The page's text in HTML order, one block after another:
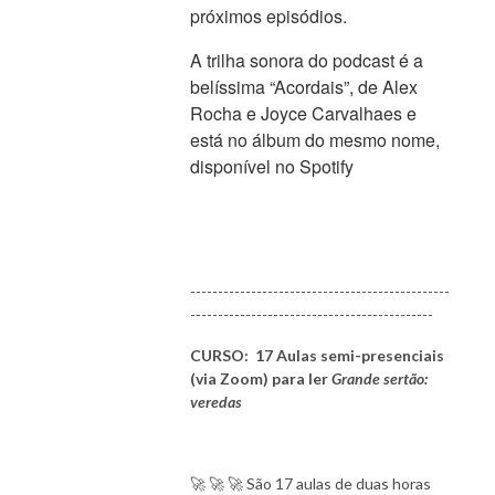
próximos episódios.
A trilha sonora do podcast é a
belíssima “Acordais”, de Alex
Rocha e Joyce Carvalhaes e
está no álbum do mesmo nome,
disponível no Spotify
-----------------------------------------------
--------------------------------------------
CURSO: 17 Aulas semi-presenciais
(via Zoom) para lerGrande sertão:
veredas
🚀 🚀 🚀 São 17 aulas de duas horas